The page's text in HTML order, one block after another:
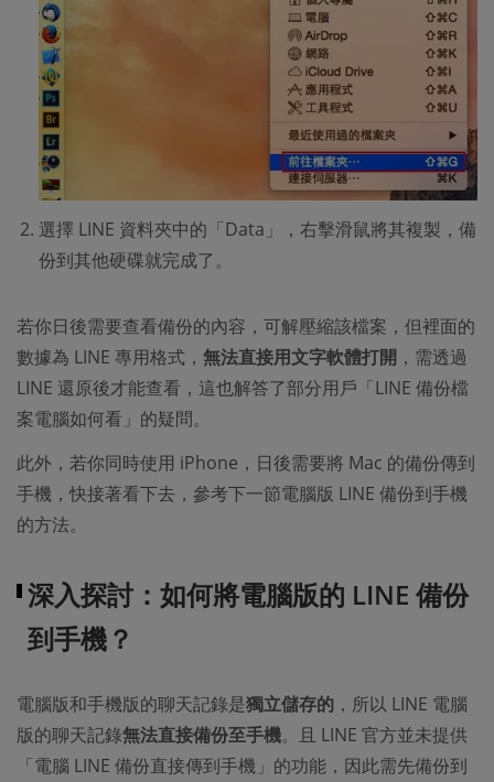
選擇 LINE 資料夾中的「Data」，右擊滑鼠將其複製，備
份到其他硬碟就完成了。
若你日後需要查看備份的內容，可解壓縮該檔案，但裡面的
數據為 LINE 專用格式， 無法直接用文字軟體打開 ，需透過
LINE 還原後才能查看，這也解答了部分用戶「LINE 備份檔
案電腦如何看」的疑問。
此外，若你同時使用 iPhone，日後需要將 Mac 的備份傳到
手機，快接著看下去，參考下一節電腦版 LINE 備份到手機
的方法。
深入探討：如何將電腦版的 LINE 備份
到手機？
電腦版和手機版的聊天記錄是獨立儲存的 ，所以 LINE 電腦
版的聊天記錄無法直接備份至手機。且 LINE 官方並未提供
「電腦 LINE 備份直接傳到手機」的功能，因此需先備份到